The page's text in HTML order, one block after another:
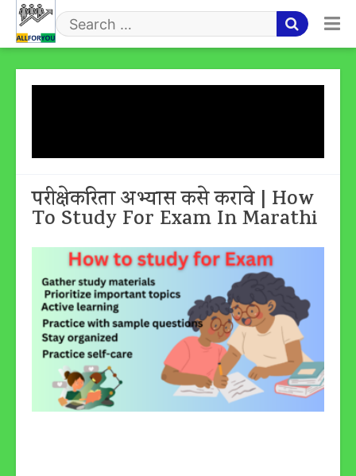
Skip
content
Search
परीक्षेकरिता अभ्यास कसे करावे | How
To Study For Exam In Marathi